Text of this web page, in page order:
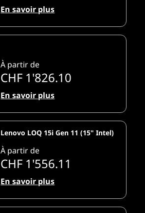
En savoir plus
À partir de
CHF 1'826.10
En savoir plus
Lenovo LOQ 15i Gen 11 (15" Intel)
À partir de
CHF 1'556.11
En savoir plus